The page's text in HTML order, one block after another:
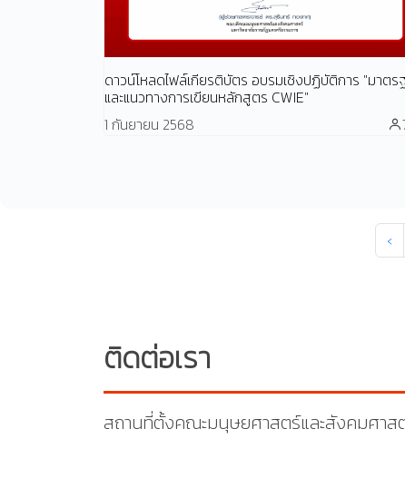
ดาวน์โหลดไฟล์เกียรติบัตร อบรมเชิงปฏิบัติการ "มาตร
และแนวทางการเขียนหลักสูตร CWIE"
1 กันยายน 2568
‹
ติดต่อเรา
สถานที่ตั้งคณะมนุษยศาสตร์และสังคมศาส